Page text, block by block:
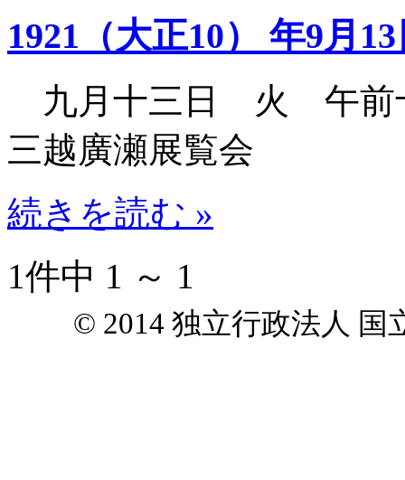
1921（大正10） 年9月
九月十三日 火 午前
三越廣瀬展覧会
続きを読む »
1件中 1 ～ 1
© 2014 独立行政法人 国